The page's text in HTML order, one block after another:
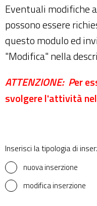
Eventuali modifiche
possono essere
questo modulo ed
"Modifica" nella
ATTENZIONE: Per
svolgere l'attività
Inserisci la tipologia di
nuova inserzione
modifica inserzione